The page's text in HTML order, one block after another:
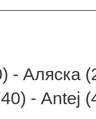
- Аляска
- Antej